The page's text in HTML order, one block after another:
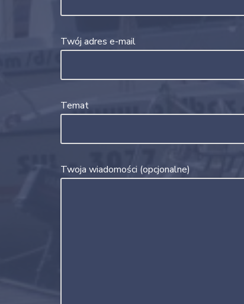
Twój adres e-mail
Temat
Twoja wiadomości (opcjonalne)